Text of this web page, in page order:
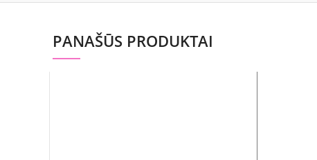
PANAŠŪS PRODUKTAI